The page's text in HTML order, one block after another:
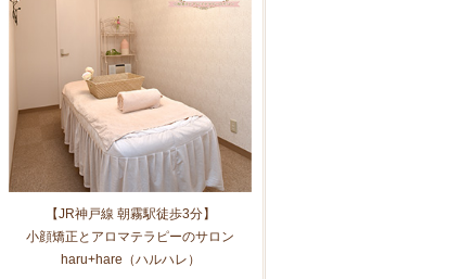
【JR神戸線 朝霧駅徒歩3分】
小顔矯正とアロマテラピーのサロン
haru+hare（ハルハレ）